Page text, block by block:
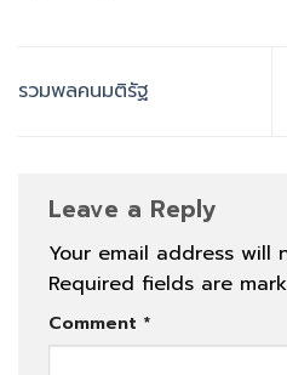
รวมพลคนมติรัฐ
Leave a Reply
Your email address will
Required fields are
Comment *